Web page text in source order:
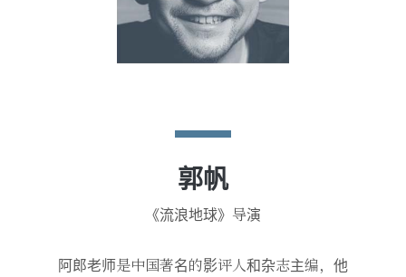
郭帆
《流浪地球》导演
阿郎老师是中国著名的影评人和杂志主编，他